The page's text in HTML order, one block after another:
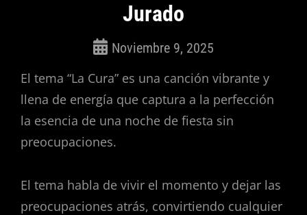
Jurado
(Isabella)
Noviembre 9, 2025
El tema “La Cura” es una canción vibrante y
llena de energía que captura a la perfección
la esencia de una noche de fiesta sin
preocupaciones.
El tema habla de vivir el momento y dejar las
preocupaciones atrás, convirtiendo cualquier